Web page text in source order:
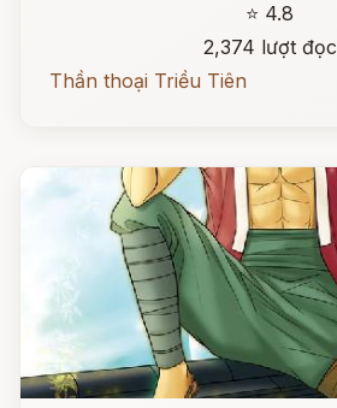
⭐ 4.8
2,374 lượt đọc
Thần thoại Triều Tiên